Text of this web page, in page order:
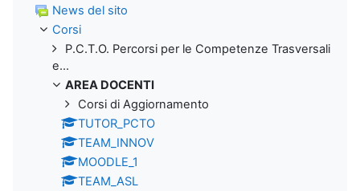
News del sito
Corsi
P.C.T.O. Percorsi per le Competenze Trasversali
e...
AREA DOCENTI
Corsi di Aggiornamento
TUTOR_PCTO
TEAM_INNOV
MOODLE_1
TEAM_ASL